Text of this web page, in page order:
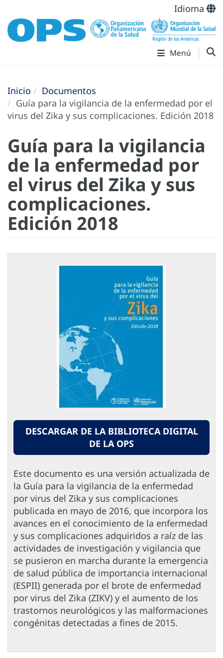
Idioma
Menú
Inicio
Documentos
Guía para la vigilancia de la enfermedad por el
virus del Zika y sus complicaciones. Edición 2018
Guía para la vigilancia
de la enfermedad por
el virus del Zika y sus
complicaciones.
Edición 2018
DESCARGAR DE LA BIBLIOTECA DIGITAL
DE LA OPS
Este documento es una versión actualizada de
la Guía para la vigilancia de la enfermedad
por virus del Zika y sus complicaciones
publicada en mayo de 2016, que incorpora los
avances en el conocimiento de la enfermedad
y sus complicaciones adquiridos a raíz de las
actividades de investigación y vigilancia que
se pusieron en marcha durante la emergencia
de salud pública de importancia internacional
(ESPII) generada por el brote de enfermedad
por virus del Zika (ZIKV) y el aumento de los
trastornos neurológicos y las malformaciones
congénitas detectadas a fines de 2015.